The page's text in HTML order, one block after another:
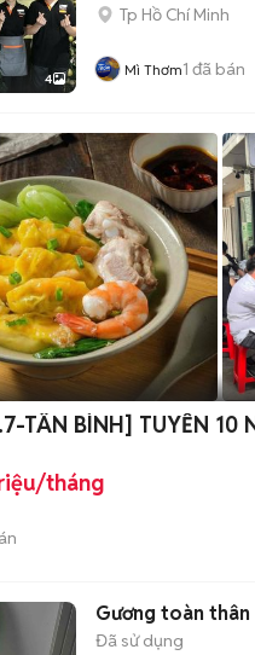
4
Tp Hồ Chí Minh
Mì Thơm1 đã bán
TÂN BÌNH] TUYỂN 10
tháng
Gương toàn thân
Đã sử dụng